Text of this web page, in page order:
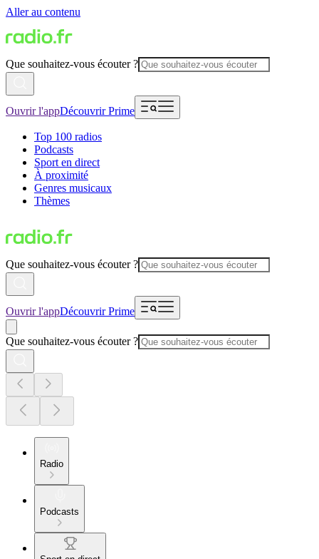
Aller au contenu
Que souhaitez-vous écouter ?
Ouvrir l'appDécouvrir Prime
Top 100 radios
Podcasts
Sport en direct
À proximité
Genres musicaux
Thèmes
Que souhaitez-vous écouter ?
Ouvrir l'appDécouvrir Prime
Que souhaitez-vous écouter ?
Radio
Podcasts